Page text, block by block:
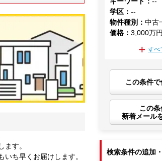
す。
ち早くお届けします。
学区 ：--
物件種別 ：中古
価格 ：3,000万
すべ
この条件
この
新着メール
検索条件の追加